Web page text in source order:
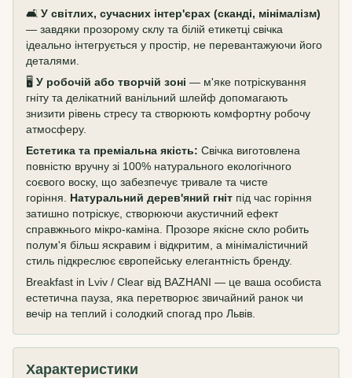
🛋️ У світлих, сучасних інтер'єрах (сканді, мінімалізм)
— завдяки прозорому склу та білій етикетці свічка
ідеально інтегрується у простір, не перевантажуючи його
деталями.
🖥️ У робочій або творчій зоні — м'яке потріскування
гніту та делікатний ванільний шлейф допомагають
знизити рівень стресу та створюють комфортну робочу
атмосферу.
Естетика та преміальна якість: Свічка виготовлена
повністю вручну зі 100% натурального екологічного
соєвого воску, що забезпечує тривале та чисте
горіння. Натуральний дерев'яний гніт під час горіння
затишно потріскує, створюючи акустичний ефект
справжнього мікро-каміна. Прозоре якісне скло робить
полум'я більш яскравим і відкритим, а мінімалістичний
стиль підкреслює європейську елегантність бренду.
Breakfast in Lviv / Clear від BAZHANI — це ваша особиста
естетична пауза, яка перетворює звичайний ранок чи
вечір на теплий і солодкий спогад про Львів.
Характеристики